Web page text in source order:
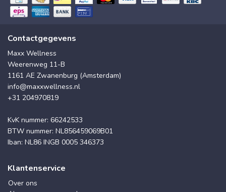
Contactgegevens
Maxx Wellness
Weerenweg 11-B
1161 AE Zwanenburg (Amsterdam)
info@maxxwellness.nl
+31 204970819
KvK nummer: 66242533
BTW nummer: NL856459069B01
Iban: NL86 INGB 0005 346373
Klantenservice
Over ons